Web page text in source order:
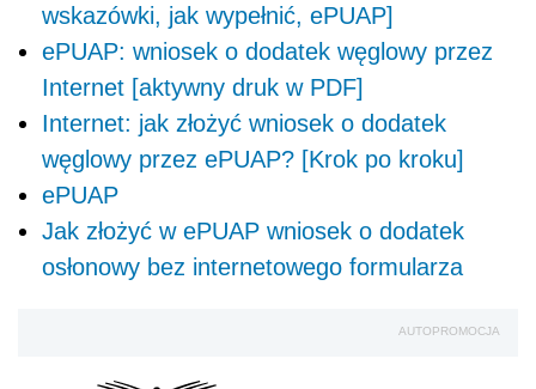
wskazówki, jak wypełnić, ePUAP]
ePUAP: wniosek o dodatek węglowy przez
Internet [aktywny druk w PDF]
Internet: jak złożyć wniosek o dodatek
węglowy przez ePUAP? [Krok po kroku]
ePUAP
Jak złożyć w ePUAP wniosek o dodatek
osłonowy bez internetowego formularza
AUTOPROMOCJA